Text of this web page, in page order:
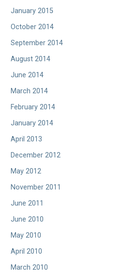
January 2015
October 2014
September 2014
August 2014
June 2014
March 2014
February 2014
January 2014
April 2013
December 2012
May 2012
November 2011
June 2011
June 2010
May 2010
April 2010
March 2010